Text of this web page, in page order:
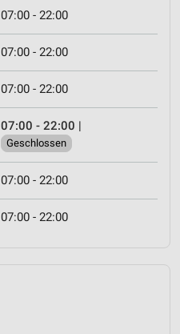
07:00 - 22:00
07:00 - 22:00
07:00 - 22:00
07:00 - 22:00 |
Geschlossen
07:00 - 22:00
07:00 - 22:00